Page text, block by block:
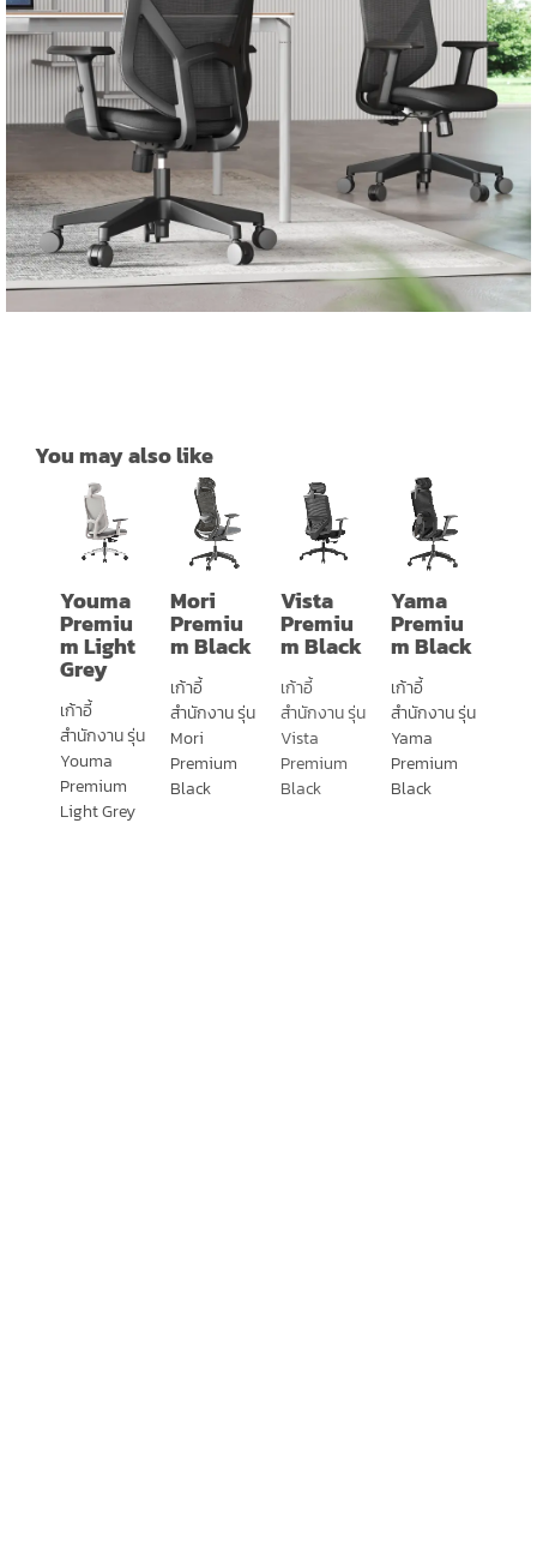
You may also like
Youma
Premiu
m Light
Grey
เก้าอี้
สำนักงาน รุ่น
Youma
Premium
Light Grey
Mori
Premiu
m Black
เก้าอี้
สำนักงาน รุ่น
Mori
Premium
Black
Vista
Premiu
m Black
เก้าอี้
สำนักงาน รุ่น
Vista
Premium
Black
Yama
Premiu
m Black
เก้าอี้
สำนักงาน รุ่น
Yama
Premium
Black